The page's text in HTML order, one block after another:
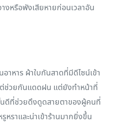
างหรือพังเสียหายก่อนเวลาอัน
าหาร ผ้าใบกันสาดที่มีดีไซน์เข้า
ช่วยกันแดดฝน แต่ยังทำหน้าที่
ดีที่ช่วยดึงดูดสายตาของผู้คนที่
หราและน่าเข้าร้านมากยิ่งขึ้น